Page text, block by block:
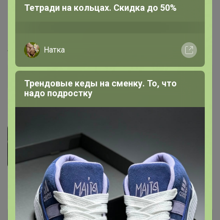
Верх: хлопок 97%, эластан 3%; Подкладка: хлопок
Артикул 12035
Фотографии покупателей 1
Комментарии 2
Тетради на кольцах. Скидка до 50%
Натка
Трендовые кеды на сменку. То, что
надо подростку